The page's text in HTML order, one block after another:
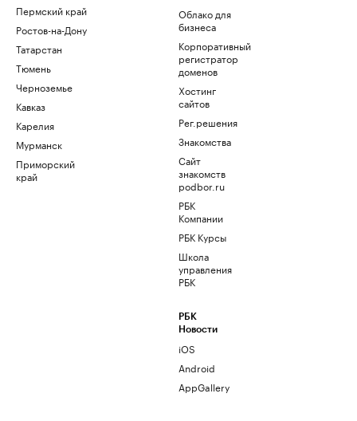
Пермский край
Ростов-на-Дону
Татарстан
Тюмень
Черноземье
Кавказ
Карелия
Мурманск
Приморский
край
Облако для
бизнеса
Корпоративный
регистратор
доменов
Хостинг
сайтов
Рег.решения
Знакомства
Сайт
знакомств
podbor.ru
РБК
Компании
РБК Курсы
Школа
управления
РБК
РБК
Новости
iOS
Android
AppGallery